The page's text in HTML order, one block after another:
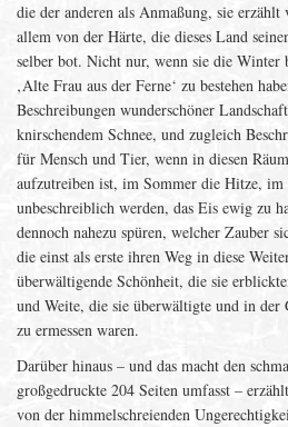
die der anderen als Anmaßung, sie
allem von der Härte, die dieses Land
selber bot. Nicht nur, wenn sie die Winter
‚Alte Frau aus der Ferne‘ zu bestehen
Beschreibungen wunderschöner
knirschendem Schnee, und zugleich
für Mensch und Tier, wenn in diesen
aufzutreiben ist, im Sommer die Hitze,
unbeschreiblich werden, das Eis ewig zu
dennoch nahezu spüren, welcher Zauber
die einst als erste ihren Weg in diese
überwältigende Schönheit, die sie
und Weite, die sie überwältigte und in der
zu ermessen waren.
Darüber hinaus – und das macht den
großgedruckte 204 Seiten umfasst –
von der himmelschreienden